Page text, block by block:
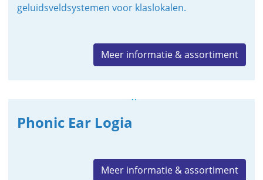
geluidsveldsystemen voor klaslokalen.
Meer informatie & assortiment
Phonic Ear Logia
Meer informatie & assortiment